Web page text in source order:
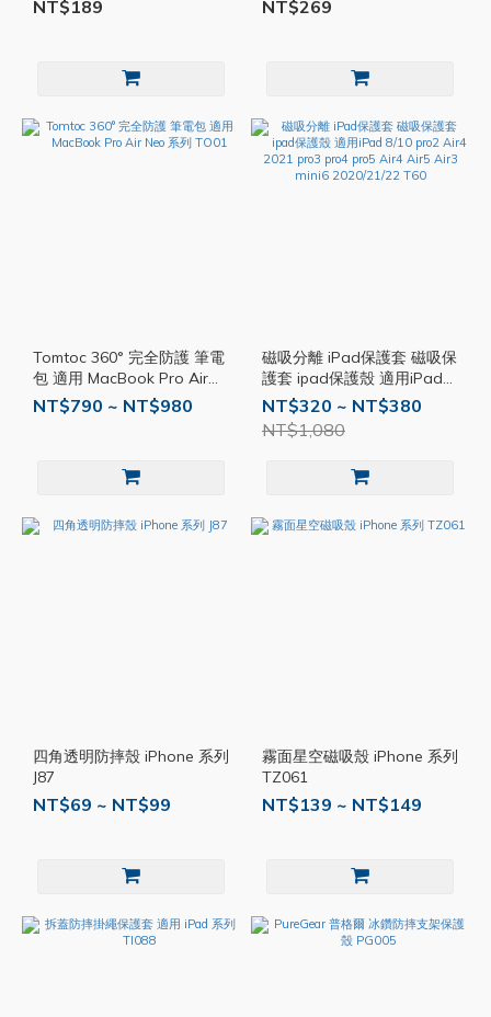
NT$189
TI006
NT$269
Tomtoc 360° 完全防護 筆電
包 適用 MacBook Pro Air
Neo 系列 TO01
NT$790 ~ NT$980
磁吸分離 iPad保護套 磁吸保
護套 ipad保護殼 適用iPad
8/10 pro2 Air4 2021 pro3
pro4 pro5 Air4 Air5 Air3
mini6 2020/21/22 T60
NT$320 ~ NT$380
NT$1,080
四角透明防摔殼 iPhone 系列
J87
NT$69 ~ NT$99
霧面星空磁吸殼 iPhone 系列
TZ061
NT$139 ~ NT$149